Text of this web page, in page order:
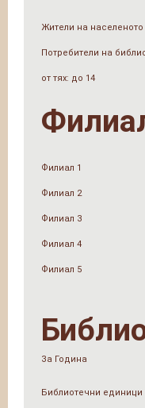
Жители на населеното
Потребители на
от тях: до 14
Филиал 1
Филиал 2
Филиал 3
Филиал 4
Филиал 5
За Година
Библиотечни единици